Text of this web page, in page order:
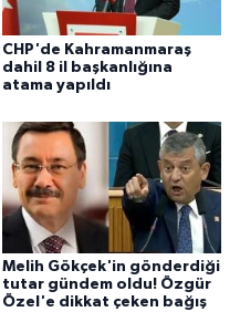
CHP'de Kahramanmaraş
dahil 8 il başkanlığına
atama yapıldı
Melih Gökçek'in gönderdiği
tutar gündem oldu! Özgür
Özel'e dikkat çeken bağış